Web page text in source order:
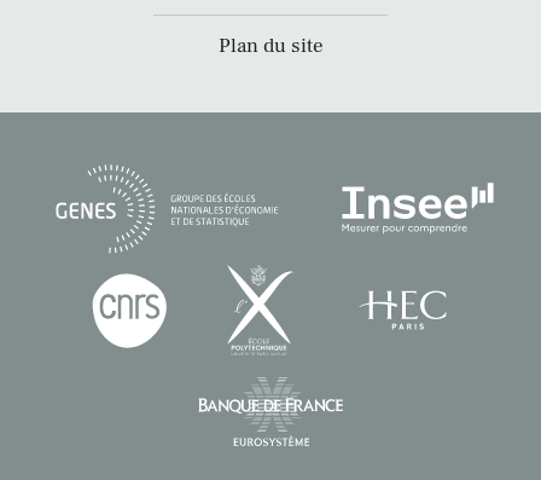
Plan du site